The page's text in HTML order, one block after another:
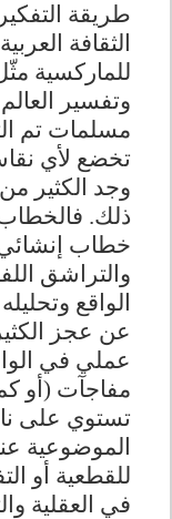
طريقة
الثقافة
للماركسية
وتفسير
مسلمات تم
تخضع لأي
وجد الكثير
ذلك.
خطاب إنشائي
والتراشق
الواقع
عن عجز
عملي في
مفاجآت (أو
تستوي على
الموضوعية
للقطعية أو
في العقلية